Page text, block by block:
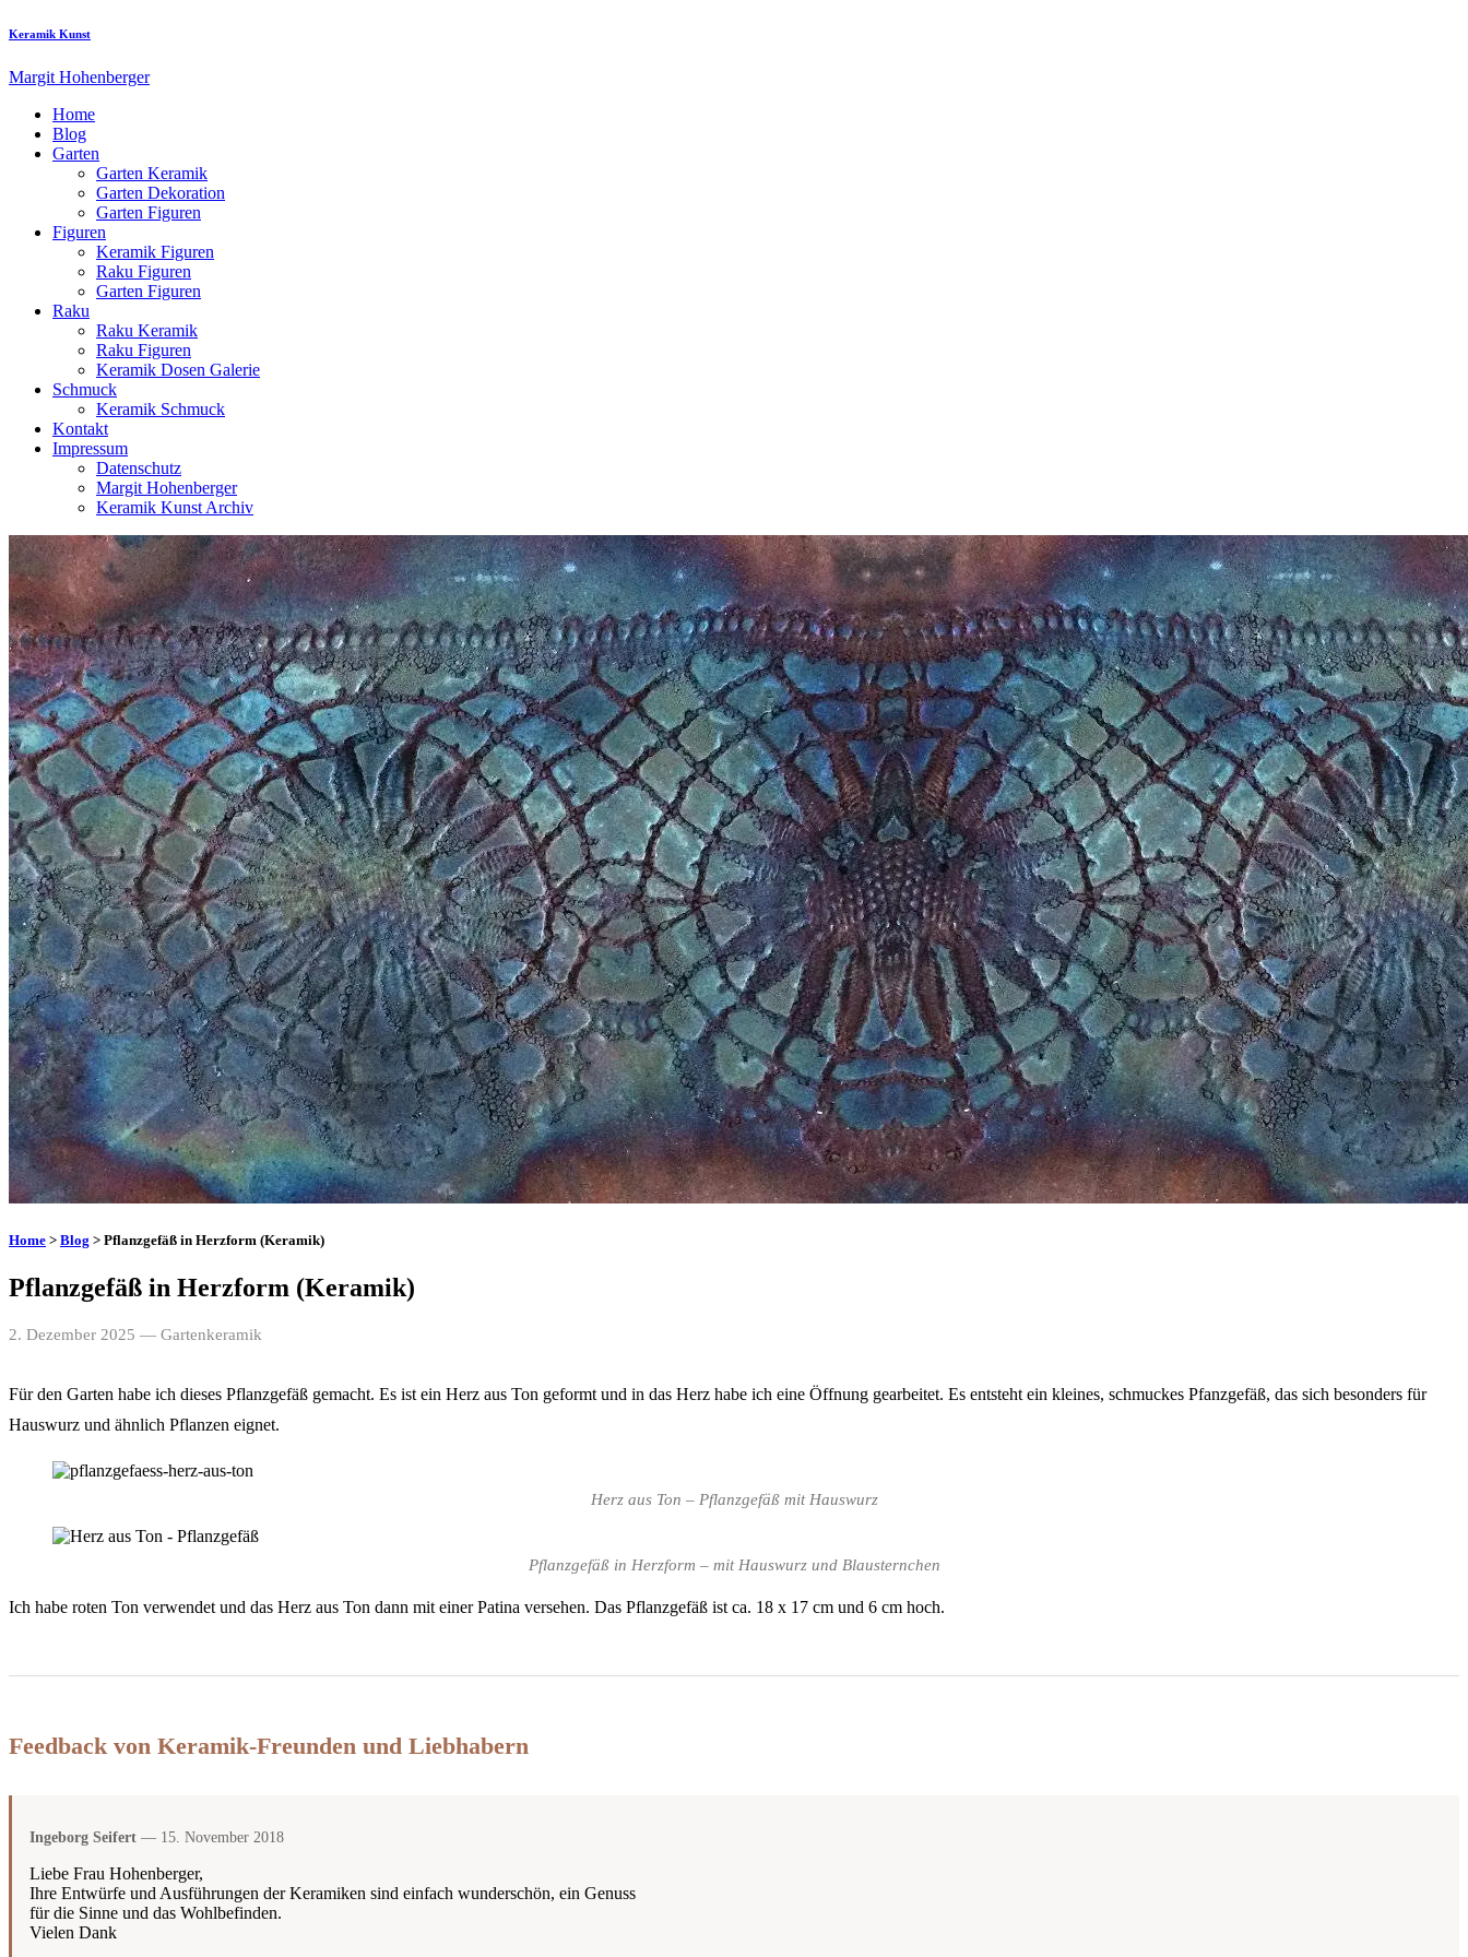
Keramik Kunst
Margit Hohenberger
Home
Blog
Garten
Garten Keramik
Garten Dekoration
Garten Figuren
Figuren
Keramik Figuren
Raku Figuren
Garten Figuren
Raku
Raku Keramik
Raku Figuren
Keramik Dosen Galerie
Schmuck
Keramik Schmuck
Kontakt
Impressum
Datenschutz
Margit Hohenberger
Keramik Kunst Archiv
Home > Blog > Pflanzgefäß in Herzform (Keramik)
Pflanzgefäß in Herzform (Keramik)
2. Dezember 2025 — Gartenkeramik
Für den Garten habe ich dieses Pflanzgefäß gemacht. Es ist ein Herz aus Ton geformt und in das Herz habe ich eine Öffnung gearbeitet. Es entsteht ein kleines, schmuckes Pfanzgefäß, das sich besonders für
Hauswurz und ähnlich Pflanzen eignet.
Herz aus Ton – Pflanzgefäß mit Hauswurz
Pflanzgefäß in Herzform – mit Hauswurz und Blausternchen
Ich habe roten Ton verwendet und das Herz aus Ton dann mit einer Patina versehen. Das Pflanzgefäß ist ca. 18 x 17 cm und 6 cm hoch.
Feedback von Keramik-Freunden und Liebhabern
Ingeborg Seifert — 15. November 2018
Liebe Frau Hohenberger,
Ihre Entwürfe und Ausführungen der Keramiken sind einfach wunderschön, ein Genuss
für die Sinne und das Wohlbefinden.
Vielen Dank